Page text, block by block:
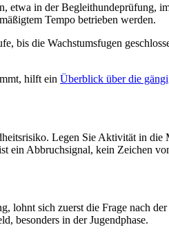
etwa in der
Tempo betrieben werden.
bis die Wachstumsfugen
hilft ein Überblick über die
Legen Sie Aktivität in
ein Abbruchsignal, kein Zeichen
sich zuerst die Frage nach
besonders in der Jugendphase.